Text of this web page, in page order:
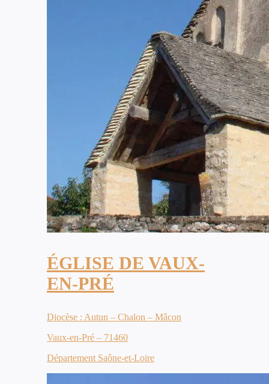
ÉGLISE DE VAUX-
EN-PRÉ
Diocèse : Autun – Chalon – Mâcon
Vaux-en-Pré – 71460
Département Saône-et-Loire